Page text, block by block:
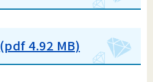
(pdf 4.92 MB)